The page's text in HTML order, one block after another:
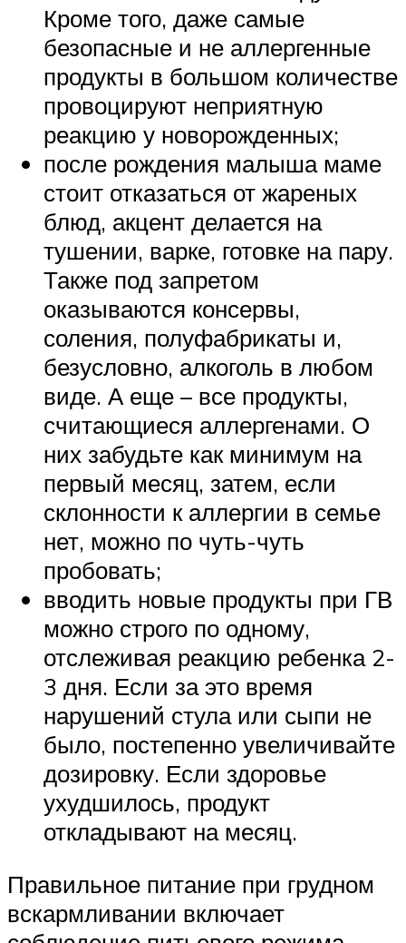
Кроме того, даже самые
безопасные и не аллергенные
продукты в большом количестве
провоцируют неприятную
реакцию у новорожденных;
после рождения малыша маме
стоит отказаться от жареных
блюд, акцент делается на
тушении, варке, готовке на пару.
Также под запретом
оказываются консервы,
соления, полуфабрикаты и,
безусловно, алкоголь в любом
виде. А еще – все продукты,
считающиеся аллергенами. О
них забудьте как минимум на
первый месяц, затем, если
склонности к аллергии в семье
нет, можно по чуть-чуть
пробовать;
вводить новые продукты при ГВ
можно строго по одному,
отслеживая реакцию ребенка 2-
3 дня. Если за это время
нарушений стула или сыпи не
было, постепенно увеличивайте
дозировку. Если здоровье
ухудшилось, продукт
откладывают на месяц.
Правильное питание при грудном
вскармливании включает